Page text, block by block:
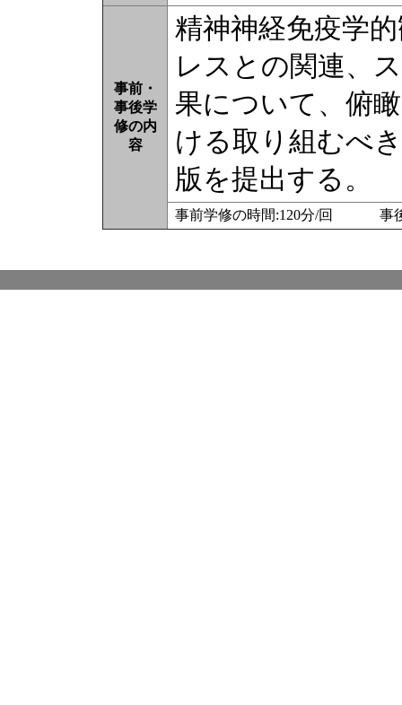
事前・
事後学
修の内
容
精神神経免疫学
レスとの関連、
果について、俯
ける取り組むべ
版を提出する。
事前学修の時間:120分/回 事後